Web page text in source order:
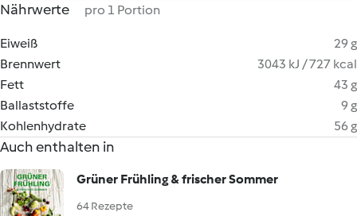
Nährwerte pro 1 Portion
Eiweiß
29 g
Brennwert
3043 kJ / 727 kcal
Fett
43 g
Ballaststoffe
9 g
Kohlenhydrate
56 g
Auch enthalten in
Grüner Frühling & frischer Sommer
64 Rezepte